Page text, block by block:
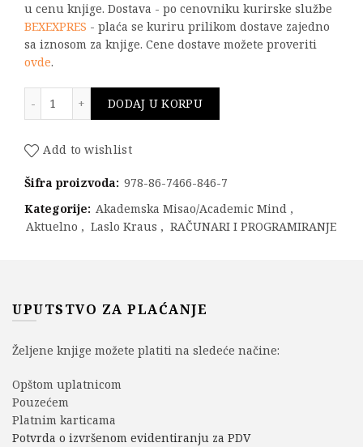
u cenu knjige. Dostava - po cenovniku kurirske službe
BEXEXPRES - plaća se kuriru prilikom dostave zajedno
sa iznosom za knjige. Cene dostave možete proveriti
ovde.
DODAJ U KORPU
Add to wishlist
Šifra proizvoda: 978-86-7466-846-7
Kategorije: Akademska Misao/Academic Mind ,
Aktuelno , Laslo Kraus , RAČUNARI I PROGRAMIRANJE
UPUTSTVO ZA PLAĆANJE
Željene knjige možete platiti na sledeće načine:
Opštom uplatnicom
Pouzećem
Platnim karticama
Potvrda o izvršenom evidentiranju za PDV